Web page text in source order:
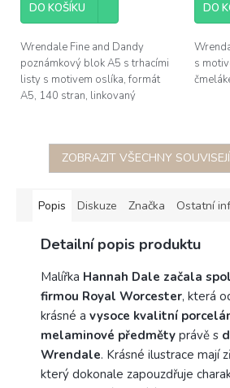
DO KOŠÍKU
Wrendale Fine and Dandy
poznámkový blok A5 s trhacími
listy s motivem oslíka, formát
A5, 140 stran, linkovaný
DO
s
ZOBRAZIT VŠECHNY
Popis Diskuze Značka Ostatní
Detailní popis produktu
Malířka Hannah Dale začala
firmou Royal Worcester, která
krásné a vysoce kvalitní
melaminové předměty právě s
Wrendale. Krásné ilustrace mají
který dokonale zapouzdřuje